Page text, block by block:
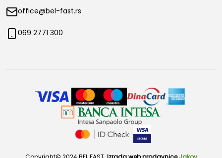
office@bel-fast.rs
069 2771 300